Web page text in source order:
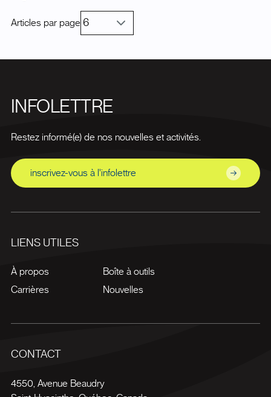
Articles par page
INFOLETTRE
Restez informé(e) de nos nouvelles et activités.
inscrivez-vous à l'infolettre
LIENS UTILES
À propos
Carrières
Boîte à outils
Nouvelles
CONTACT
4550, Avenue Beaudry